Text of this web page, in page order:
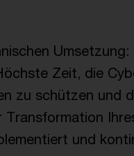
Zeit, die
zu schützen und
und